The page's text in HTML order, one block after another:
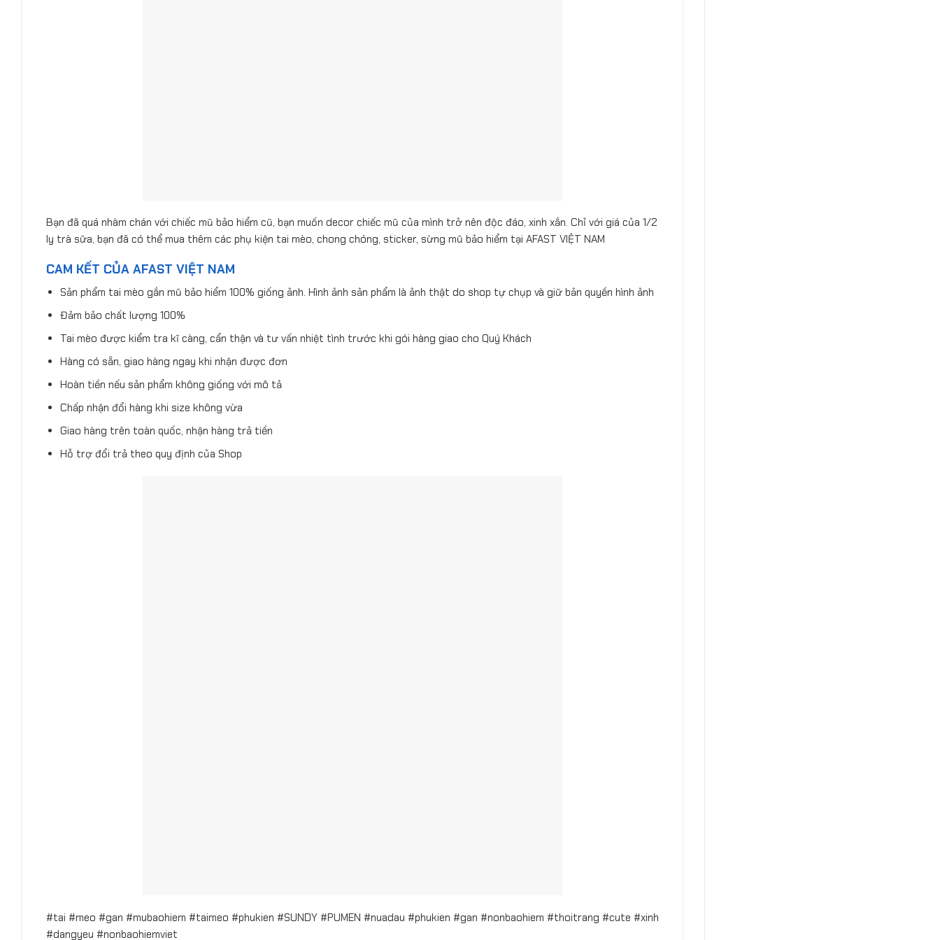
Bạn đã quá nhàm chán với chiếc mũ bảo hiểm cũ, bạn muốn decor chiếc mũ của mình trở nên độc đáo, xinh xắn. Chỉ với giá của 1/2
ly trà sữa, bạn đã có thể mua thêm các phụ kiện tai mèo, chong chóng, sticker, sừng mũ bảo hiểm tại AFAST VIỆT NAM
CAM KẾT CỦA AFAST VIỆT NAM
Sản phẩm tai mèo gắn mũ bảo hiểm 100% giống ảnh. Hình ảnh sản phẩm là ảnh thật do shop tự chụp và giữ bản quyền hình ảnh
Đảm bảo chất lượng 100%
Tai mèo được kiểm tra kĩ càng, cẩn thận và tư vấn nhiệt tình trước khi gói hàng giao cho Quý Khách
Hàng có sẵn, giao hàng ngay khi nhận được đơn
Hoàn tiền nếu sản phẩm không giống với mô tả
Chấp nhận đổi hàng khi size không vừa
Giao hàng trên toàn quốc, nhận hàng trả tiền
Hỗ trợ đổi trả theo quy định của Shop
#tai #meo #gan #mubaohiem #taimeo #phukien #SUNDY #PUMEN #nuadau #phukien #gan #nonbaohiem #thoitrang #cute #xinh
#dangyeu #nonbaohiemviet